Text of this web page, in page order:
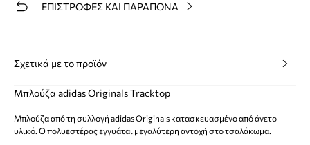
ΕΠΙΣΤΡΟΦΕΣ ΚΑΙ ΠΑΡΑΠΟΝΑ
Σχετικά με το προϊόν
Μπλούζα adidas Originals Tracktop
Μπλούζα από τη συλλογή adidas Originals κατασκευασμένο από άνετο
υλικό. Ο πολυεστέρας εγγυάται μεγαλύτερη αντοχή στο τσαλάκωμα.